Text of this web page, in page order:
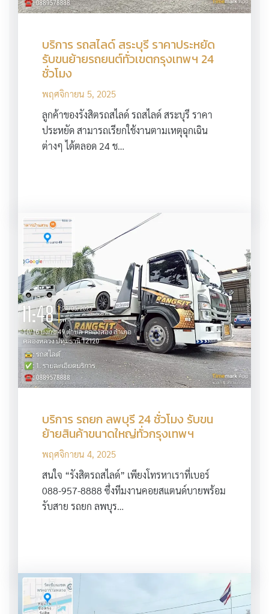
บริการ รถสไลด์ สระบุรี ราคาประหยัด
รับขนย้ายรถยนต์ทั่วเขตกรุงเทพฯ 24
ชั่วโมง
พฤศจิกายน 5, 2025
ลูกค้าของรังสิตรถสไลด์ รถสไลด์ สระบุรี ราคา
ประหยัด สามารถเรียกใช้งานตามเหตุฉุกเฉิน
ต่างๆ ได้ตลอด 24 ช…
บริการ รถยก ลพบุรี 24 ชั่วโมง รับขน
ย้ายสินค้าขนาดใหญ่ทั่วกรุงเทพฯ
พฤศจิกายน 4, 2025
สนใจ “รังสิตรถสไลด์” เพียงโทรหาเราที่เบอร์
088-957-8888 ซึ่งทีมงานคอยสแตนด์บายพร้อม
รับสาย รถยก ลพบุร…